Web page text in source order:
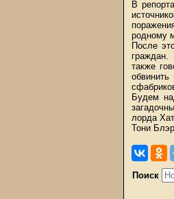
В
родному
После
граждан.
также
Будем
лорда
Тони
Поиск